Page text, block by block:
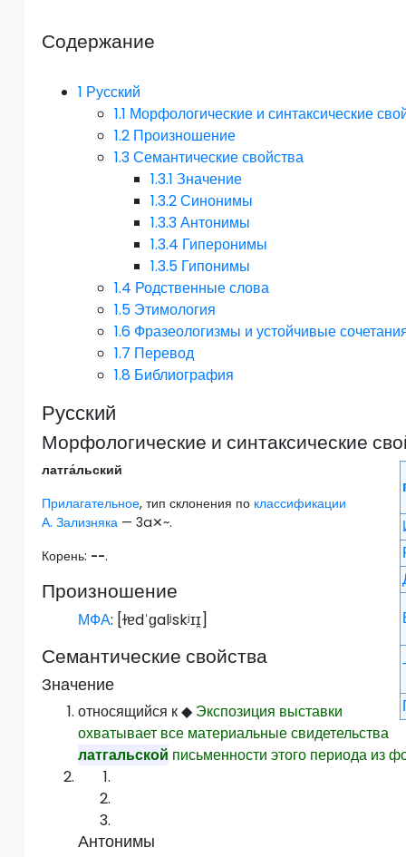
Содержание
1 Русский
1.1 Морфологические и синтаксические
1.2 Произношение
1.3Семантические свойства
1.3.1 Значение
1.3.2Синонимы
1.3.3Антонимы
1.3.4 Гиперонимы
1.3.5 Гипонимы
1.4 Родственные слова
1.5 Этимология
1.6 Фразеологизмы и устойчивые
1.7 Перевод
1.8 Библиография
Русский
Морфологические и синтаксические
латга́льский
Прилагательное, тип склонения по классификации
А. Зализняка — 3a✕~.
Корень: --.
Произношение
МФА: [ɫɐdˈɡalʲskʲɪɪ̯]
Семантические свойства
Значение
относящийся к◆ Экспозиция выставки
охватывает все материальные свидетельства
латгальской письменности этого периода из
Антонимы